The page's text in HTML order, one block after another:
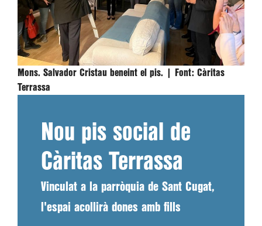
Mons. Salvador Cristau beneint el pis. | Font: Càritas
Terrassa
Nou pis social de
Càritas Terrassa
Vinculat a la parròquia de Sant Cugat,
l'espai acollirà dones amb fills